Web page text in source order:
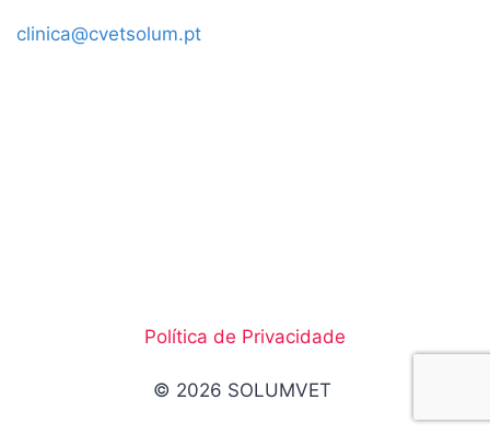
clinica@cvetsolum.pt
Política de Privacidade
© 2026 SOLUMVET